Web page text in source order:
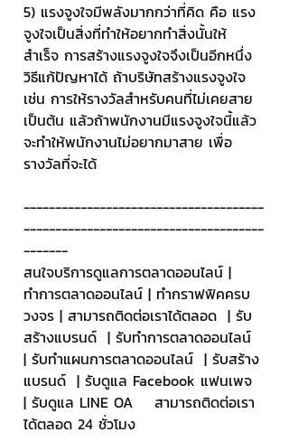
5) แรงจูงใจมีพลังมากกว่าที่คิด คือ แรง
จูงใจเป็นสิ่งที่ทำให้อยากทำสิ่งนั้นให้
สำเร็จ การสร้างแรงจูงใจจึงเป็นอีกหนึ่ง
วิธีแก้ปัญหาได้ ถ้าบริษัทสร้างแรงจูงใจ
เช่น การให้รางวัลสำหรับคนที่ไม่เคยสาย
เป็นต้น แล้วถ้าพนักงานมีแรงจูงใจนี้แล้ว
จะทำให้พนักงานไม่อยากมาสาย เพื่อ
รางวัลที่จะได้
--------------------------------------
--------------------------------------
-------
สนใจบริการดูแลการตลาดออนไลน์ |
ทำการตลาดออนไลน์ | ทำกราฟฟิคครบ
วงจร | สามารถติดต่อเราได้ตลอด  | รับ
สร้างแบรนด์  | รับทำการตลาดออนไลน์
| รับทำแผนการตลาดออนไลน์  | รับสร้าง
แบรนด์  | รับดูแล Facebook แฟนเพจ
| รับดูแล LINE OA    สามารถติดต่อเรา
ได้ตลอด 24 ชั่วโมง